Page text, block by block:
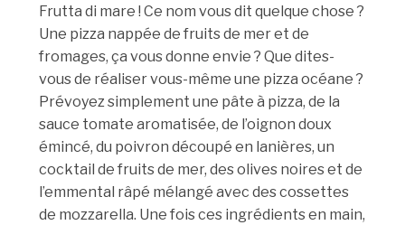
Frutta di mare ! Ce nom vous dit quelque chose ?
Une pizza nappée de fruits de mer et de
fromages, ça vous donne envie ? Que dites-
vous de réaliser vous-même une pizza océane ?
Prévoyez simplement une pâte à pizza, de la
sauce tomate aromatisée, de l’oignon doux
émincé, du poivron découpé en lanières, un
cocktail de fruits de mer, des olives noires et de
l’emmental râpé mélangé avec des cossettes
de mozzarella. Une fois ces ingrédients en main,